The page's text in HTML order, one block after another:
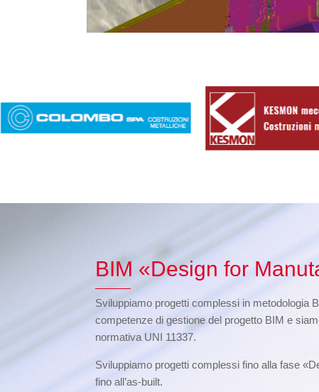
BIM «Design for
Sviluppiamo progetti complessi in metodologia
competenze di gestione del progetto BIM e
normativa UNI 11337.
Sviluppiamo progetti complessi fino alla fase
fino all’as-built.